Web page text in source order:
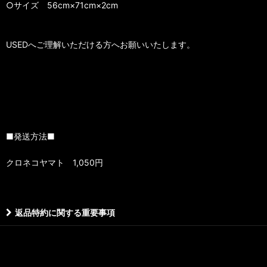
○サイズ 56cm×71cm×2cm
USEDへご理解いただける方へお願いいたします。
■発送方法■
クロネコヤマト 1,050円
返品特約に関する重要事項